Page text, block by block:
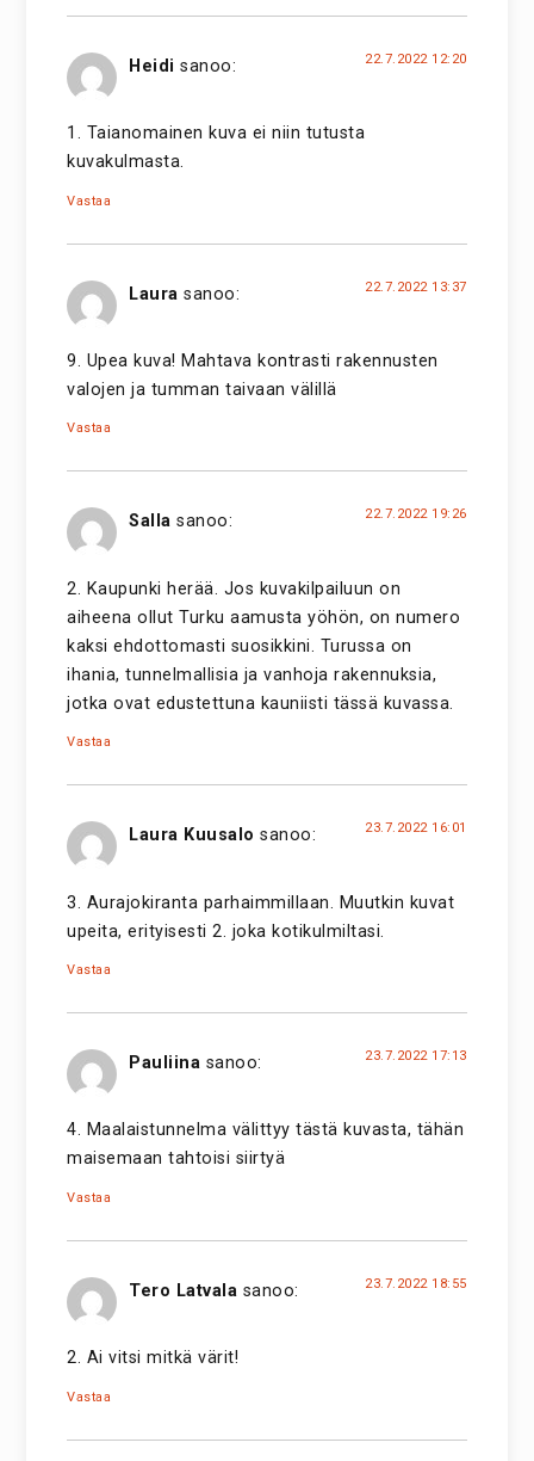
Heidi sanoo: 22.7.2022 12:20
1. Taianomainen kuva ei niin tutusta
kuvakulmasta.
Vastaa
Laura sanoo: 22.7.2022 13:37
9. Upea kuva! Mahtava kontrasti rakennusten
valojen ja tumman taivaan välillä
Vastaa
Salla sanoo: 22.7.2022 19:26
2. Kaupunki herää. Jos kuvakilpailuun on
aiheena ollut Turku aamusta yöhön, on numero
kaksi ehdottomasti suosikkini. Turussa on
ihania, tunnelmallisia ja vanhoja rakennuksia,
jotka ovat edustettuna kauniisti tässä kuvassa.
Vastaa
Laura Kuusalo sanoo: 23.7.2022 16:01
3. Aurajokiranta parhaimmillaan. Muutkin kuvat
upeita, erityisesti 2. joka kotikulmiltasi.
Vastaa
Pauliina sanoo: 23.7.2022 17:13
4. Maalaistunnelma välittyy tästä kuvasta, tähän
maisemaan tahtoisi siirtyä
Vastaa
Tero Latvala sanoo: 23.7.2022 18:55
2. Ai vitsi mitkä värit!
Vastaa